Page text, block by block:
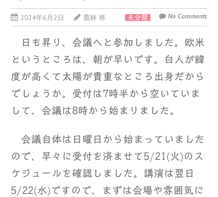
2024年6月2日 鷹林 将 未分類 No Comments
日も昇り、会議へと参加しました。欧米
というところは、朝が早いです。白人が緯
度が高くて太陽が貴重なところ出身だから
でしょうか。受付は7時半から空いていま
して、会議は8時から始まりました。
会議自体は日曜日から始まっていました
ので、早々に受付を済ませて5/21(火)のス
ケジュールを確認しました。講演は翌日
5/22(水)ですので、まずは会場や雰囲気に